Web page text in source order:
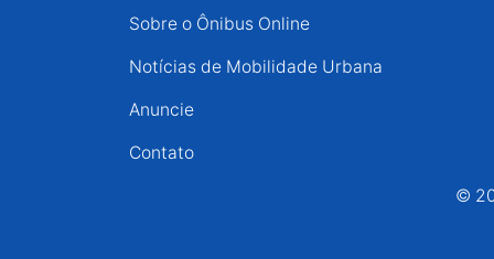
Sobre o Ônibus Online
Notícias de Mobilidade Urbana
Anuncie
Contato
©